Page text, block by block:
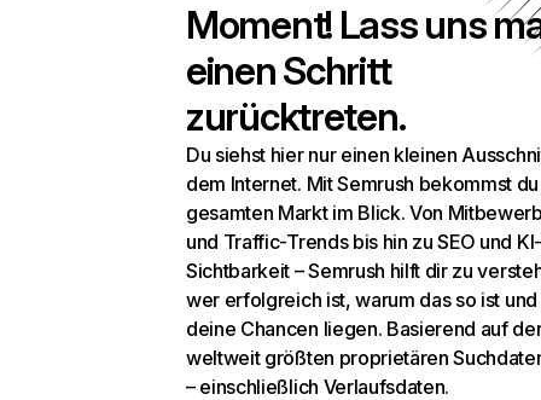
Moment! Lass uns
einen Schritt
zurücktreten.
Du siehst hier nur einen kleinen
dem Internet. Mit Semrush bekommst
gesamten Markt im Blick. Von
und Traffic-Trends bis hin zu SEO und KI-
Sichtbarkeit – Semrush hilft dir zu
wer erfolgreich ist, warum das so ist
deine Chancen liegen. Basierend auf
weltweit größten proprietären
– einschließlich Verlaufsdaten.